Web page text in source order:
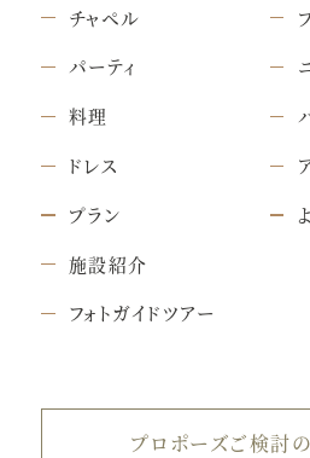
チャペル
パーティ
料理
ドレス
プラン
施設紹介
フォトガイドツアー
プロポーズご検討